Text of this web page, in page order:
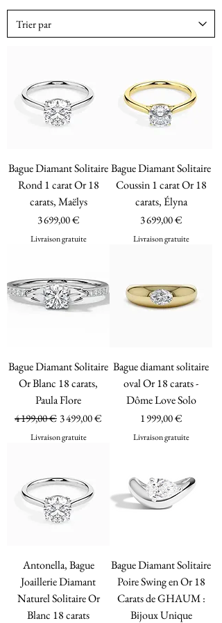
Bague Diamant Solitaire
Rond 1 carat Or 18
carats, Maëlys
Prix
3 699,00 €
Livraison gratuite
Bague Diamant Solitaire
Coussin 1 carat Or 18
carats, Élyna
Prix
3 699,00 €
Livraison gratuite
Bague Diamant Solitaire
Or Blanc 18 carats,
Paula Flore
Prix original
4 199,00 € Prix promotionnel
3 499,00 €
Livraison gratuite
Bague diamant solitaire
oval Or 18 carats -
Dôme Love Solo
Prix
1 999,00 €
Livraison gratuite
Antonella, Bague
Joaillerie Diamant
Naturel Solitaire Or
Blanc 18 carats
Bague Diamant Solitaire
Poire Swing en Or 18
Carats de GHAUM :
Bijoux Unique